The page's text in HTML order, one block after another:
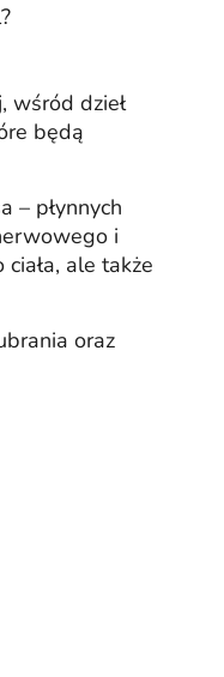
wśród dzieł
będą
– płynnych
i
ale także
oraz